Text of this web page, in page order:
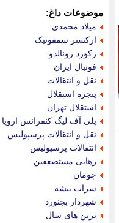
موضوعات داغ:
میلاد محمدی
ارکستر سمفونیک
رکورد رونالدو
فوتبال ایران
نقل و انتقالات
پنجره استقلال
استقلال تهران
پلی آف لیگ کنفرانس اروپا
نقل و انتقالات پرسپولیس
انتقالات پرسپولیس
رهایی مستضعفین
چومان
سراب بیشه
شهردار بجنورد
ترین های سال